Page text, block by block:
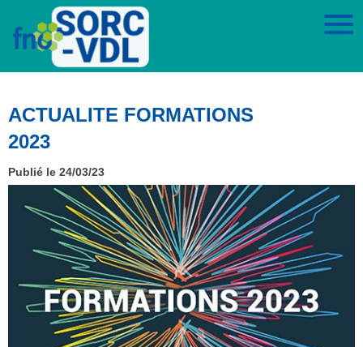
ACTUALITE FORMATIONS
2023
Publié le 24/03/23